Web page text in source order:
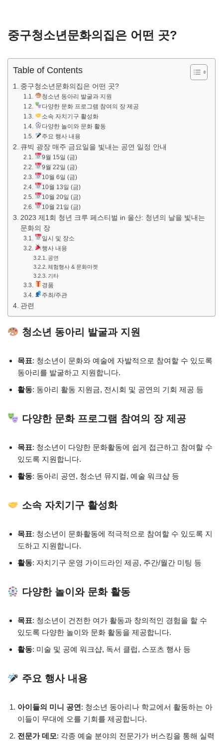
중구청소년문화의집은 어떤 곳?
Table of Contents
중구청소년문화의집은 어떤 곳?
청소년 동아리 발굴과 지원
다양한 문화 프로그램 참여의 장 제공
소속 자치기구 활성화
다양한 놀이와 문화 활동
주요 행사 내용
큐빅 광장 매주 금요일을 빛내는 공연 일정 안내
9월 15일 (금)
9월 22일 (금)
10월 6일 (금)
10월 13일 (금)
10월 20일 (금)
10월 21일 (금)
2023 제1회 청년 크루 페스티벌 in 울산: 청년의 날을 빛내는
문화의 장
일시 및 장소
행사 내용
공연
체험행사 & 문화마켓
기타
경품
주최/주관
관련
청소년 동아리 발굴과 지원
목표: 청소년이 문화와 예술에 자발적으로 참여할 수 있도록
동아리를 발굴하고 지원합니다.
활동: 동아리 활동 지원금, 전시회 및 공연의 기회 제공 등
다양한 문화 프로그램 참여의 장 제공
목표: 청소년이 다양한 문화활동에 쉽게 접근하고 참여할 수
있도록 지원합니다.
활동: 동아리 공연, 청소년 뮤지컬, 예술 워크샵 등
소속 자치기구 활성화
목표: 청소년이 문화활동에 적극적으로 참여할 수 있도록 지
도하고 지원합니다.
활동: 자치기구 운영 가이드라인 제공, 주간/월간 미팅 등
다양한 놀이와 문화 활동
목표: 청소년이 건전한 여가 활동과 창의적인 경험을 할 수
있도록 다양한 놀이와 문화 활동을 제공합니다.
활동: 미술 및 공예 워크샵, 독서 클럽, 스포츠 행사 등
주요 행사 내용
아이들의 미니 공연: 청소년 동아리나 학교에서 활동하는 아
이들이 무대에 오를 기회를 제공합니다.
전문가 데모: 각종 예술 분야의 전문가가 버스킹을 통해 실력